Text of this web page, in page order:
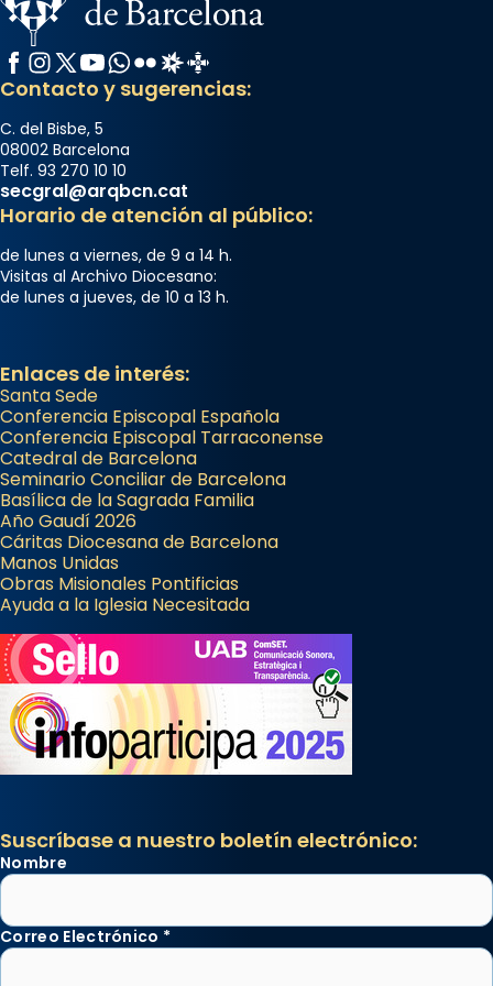
Memòria de les santes Juliana i
Semproniana, verges i màrtirs.
Acompanyant la història de sant Cugat, a
partir de l’Edat Mitjana sorgeix la tradició
que les santes Juliana (“relatiu a Júlia”) i
Semproniana (“relatiu a Semprònia =
eterna”) són deixebles seves. I l’any 1667, el
frare Joan Gaspar Roig, afirma en una obra
que les santes són filles de l’antiga Iluro.
Mataró en reivindicarà les relíq
...Ver más
Share
Facebook
Instagram
X / Twitter
YouTube
WhatsApp
FlickrRadio Estel
Catalunya Cristiana
Contacto y sugerencias:
C. del Bisbe, 5
08002 Barcelona
Telf. 93 270 10 10
secgral@arqbcn.cat
Horario de atención al público:
de lunes a viernes, de 9 a 14 h.
Visitas al Archivo Diocesano:
de lunes a jueves, de 10 a 13 h.
Enlaces de interés:
Santa Sede
Conferencia Episcopal Española
Conferencia Episcopal Tarraconense
Catedral de Barcelona
Seminario Conciliar de Barcelona
Basílica de la Sagrada Familia
Año Gaudí 2026
Cáritas Diocesana de Barcelona
Manos Unidas
Obras Misionales Pontificias
Ayuda a la Iglesia Necesitada
Suscríbase a nuestro boletín electrónico:
Nombre
Correo Electrónico *